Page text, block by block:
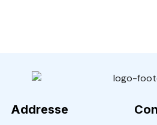
Addresse